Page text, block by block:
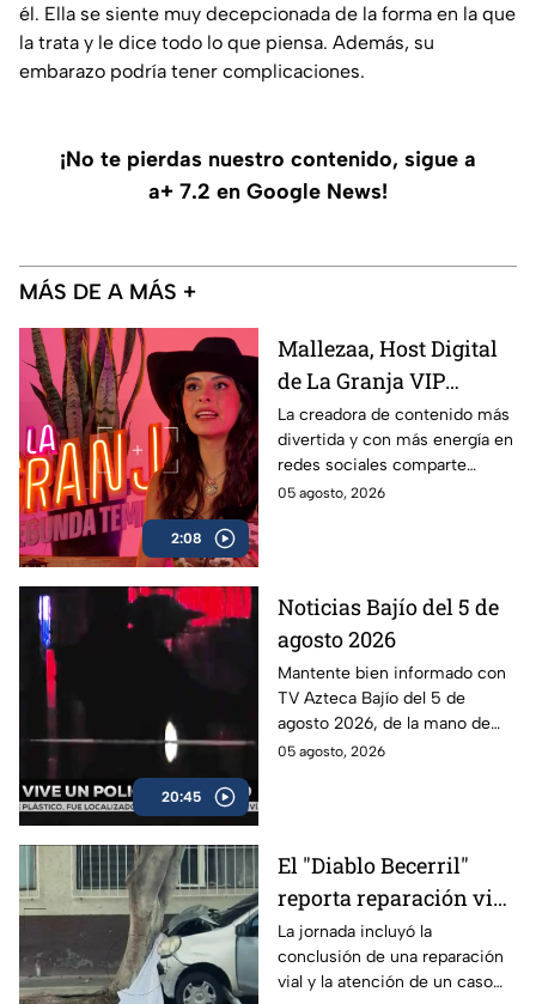
él. Ella se siente muy decepcionada de la forma en la que
la trata y le dice todo lo que piensa. Además, su
embarazo podría tener complicaciones.
¡No te pierdas nuestro contenido, sigue a
a+ 7.2 en Google News!
MÁS DE A MÁS +
2:08
Mallezaa, Host Digital
de La Granja VIP
Segunda Temporada,
revela que se puede
esperar del reality
próximamente
La creadora de contenido más
divertida y con más energía en
redes sociales comparte
detalles asombrosos que serán
05 agosto, 2026
20:45
Noticias Bajío del 5 de
agosto 2026
Mantente bien informado con
TV Azteca Bajío del 5 de
agosto 2026, de la mano de
Santiago Espinoza Figueroa y
05 agosto, 2026
El "Diablo Becerril"
reporta reparación vial
y un hecho trágico en
CDMX
La jornada incluyó la
conclusión de una reparación
vial y la atención de un caso